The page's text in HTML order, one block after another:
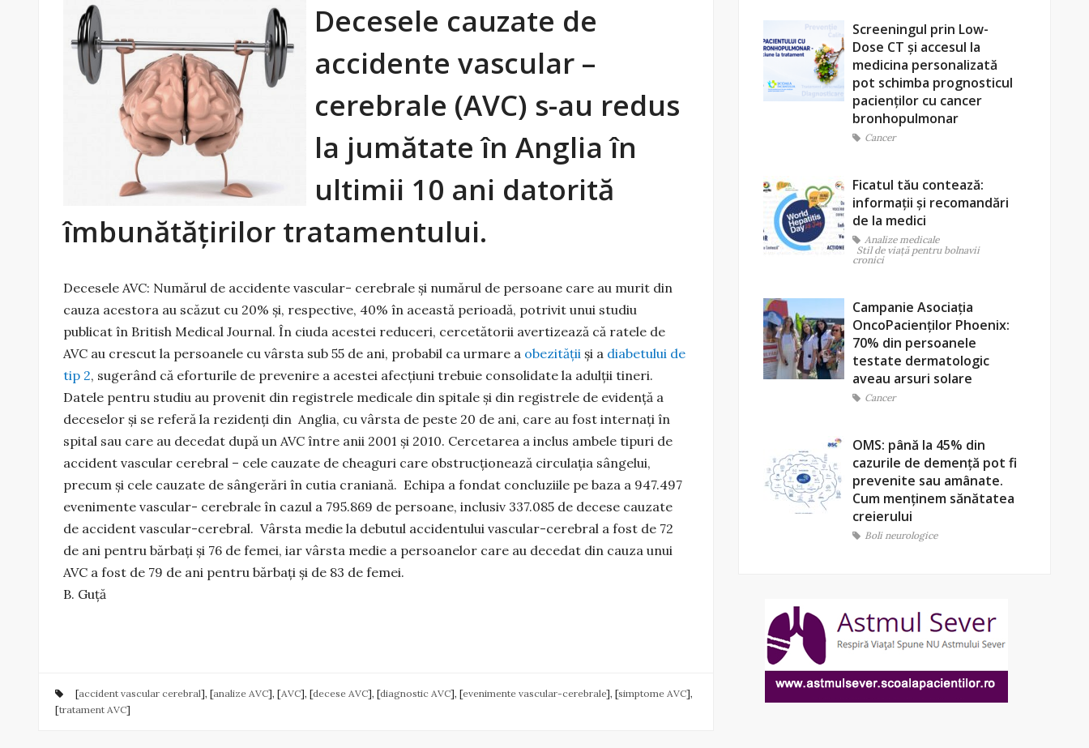
Decesele cauzate de
accidente vascular –
cerebrale (AVC) s-au redus
la jumătate în Anglia în
ultimii 10 ani datorită
îmbunătățirilor tratamentului.
Decesele AVC: Numărul de accidente vascular- cerebrale și numărul de persoane care au murit din
cauza acestora au scăzut cu 20% și, respective, 40% în această perioadă, potrivit unui studiu
publicat în British Medical Journal. În ciuda acestei reduceri, cercetătorii avertizează că ratele de
AVC au crescut la persoanele cu vârsta sub 55 de ani, probabil ca urmare a obezității și a diabetului de
tip 2, sugerând că eforturile de prevenire a acestei afecțiuni trebuie consolidate la adulții tineri.
Datele pentru studiu au provenit din registrele medicale din spitale și din registrele de evidență a
deceselor și se referă la rezidenți din Anglia, cu vârsta de peste 20 de ani, care au fost internați în
spital sau care au decedat după un AVC între anii 2001 și 2010. Cercetarea a inclus ambele tipuri de
accident vascular cerebral – cele cauzate de cheaguri care obstrucționează circulația sângelui,
precum și cele cauzate de sângerări în cutia craniană. Echipa a fondat concluziile pe baza a 947.497
evenimente vascular- cerebrale în cazul a 795.869 de persoane, inclusiv 337.085 de decese cauzate
de accident vascular-cerebral. Vârsta medie la debutul accidentului vascular-cerebral a fost de 72
de ani pentru bărbați și 76 de femei, iar vârsta medie a persoanelor care au decedat din cauza unui
AVC a fost de 79 de ani pentru bărbați și de 83 de femei.
B. Guță
[accident vascular cerebral], [analize AVC], [AVC], [decese AVC], [diagnostic AVC], [evenimente vascular-cerebrale], [simptome AVC],
[tratament AVC]
Screeningul prin Low-
Dose CT și accesul la
medicina personalizată
pot schimba prognosticul
pacienților cu cancer
bronhopulmonar
Cancer
Ficatul tău contează:
informații și recomandări
de la medici
Analize medicale
Stil de viaţă pentru bolnavii
cronici
Campanie Asociația
OncoPacienților Phoenix:
70% din persoanele
testate dermatologic
aveau arsuri solare
Cancer
OMS: până la 45% din
cazurile de demență pot fi
prevenite sau amânate.
Cum menținem sănătatea
creierului
Boli neurologice